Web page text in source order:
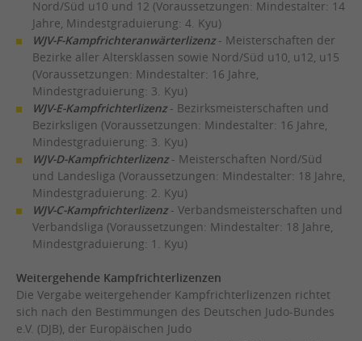
Nord/Süd u10 und 12 (Voraussetzungen: Mindestalter: 14
Jahre, Mindestgraduierung: 4. Kyu)
WJV-F-Kampfrichteranwärterlizenz - Meisterschaften der
Bezirke aller Altersklassen sowie Nord/Süd u10, u12, u15
(Voraussetzungen: Mindestalter: 16 Jahre,
Mindestgraduierung: 3. Kyu)
WJV-E-Kampfrichterlizenz- Bezirksmeisterschaften und
Bezirksligen (Voraussetzungen: Mindestalter: 16 Jahre,
Mindestgraduierung: 3. Kyu)
WJV-D-Kampfrichterlizenz- Meisterschaften Nord/Süd
und Landesliga (Voraussetzungen: Mindestalter: 18 Jahre,
Mindestgraduierung: 2. Kyu)
WJV-C-Kampfrichterlizenz-Verbandsmeisterschaften und
Verbandsliga (Voraussetzungen: Mindestalter: 18 Jahre,
Mindestgraduierung: 1. Kyu)
Weitergehende Kampfrichterlizenzen
Die Vergabe weitergehender Kampfrichterlizenzen richtet
sich nach den Bestimmungen des Deutschen Judo-Bundes
e.V. (DJB), der Europäischen Judo